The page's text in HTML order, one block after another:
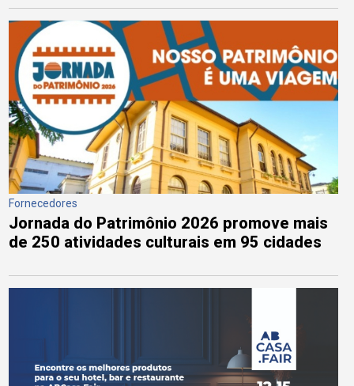
Fornecedores
Jornada do Patrimônio 2026 promove mais
de 250 atividades culturais em 95 cidades